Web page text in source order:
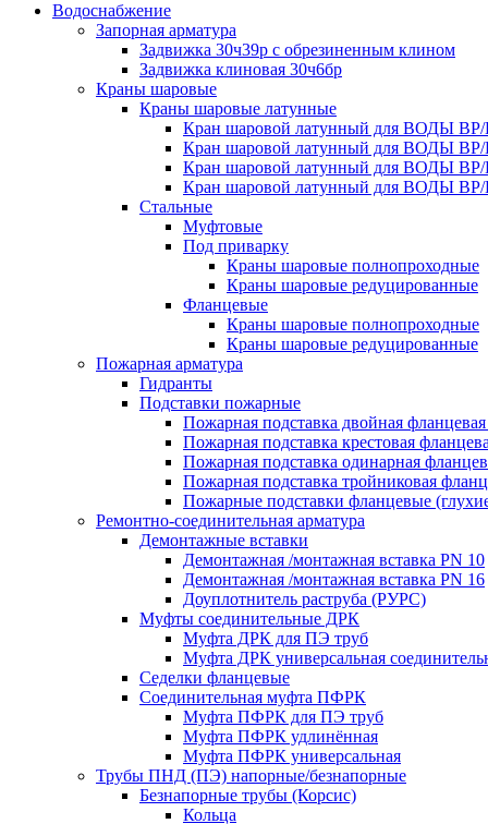
Водоснабжение
Запорная арматура
Задвижка 30ч39р с обрезиненным клином
Задвижка клиновая 30ч6бр
Краны шаровые
Краны шаровые латунные
Кран шаровой латунный для ВОДЫ
Кран шаровой латунный для ВОДЫ
Кран шаровой латунный для ВОДЫ
Кран шаровой латунный для ВОДЫ
Стальные
Муфтовые
Под приварку
Краны шаровые полнопроходные
Краны шаровые редуцированные
Фланцевые
Краны шаровые полнопроходные
Краны шаровые редуцированные
Пожарная арматура
Гидранты
Подставки пожарные
Пожарная подставка двойная
Пожарная подставка крестовая
Пожарная подставка одинарная
Пожарная подставка тройниковая
Пожарные подставки фланцевые
Ремонтно-соединительная арматура
Демонтажные вставки
Демонтажная /монтажная вставка PN 10
Демонтажная /монтажная вставка PN 16
Доуплотнитель раструба (РУРС)
Муфты соединительные ДРК
Муфта ДРК для ПЭ труб
Муфта ДРК универсальная
Седелки фланцевые
Соединительная муфта ПФРК
Муфта ПФРК для ПЭ труб
Муфта ПФРК удлинённая
Муфта ПФРК универсальная
Трубы ПНД (ПЭ) напорные/безнапорные
Безнапорные трубы (Корсис)
Кольца